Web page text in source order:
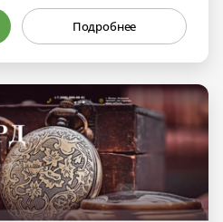
Подробнее